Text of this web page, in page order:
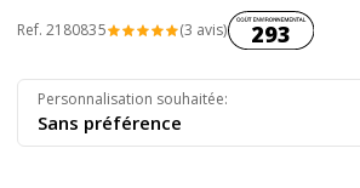
Ref. 2180835 (3 avis)Coût293
Personnalisation souhaitée:
Sans préférence